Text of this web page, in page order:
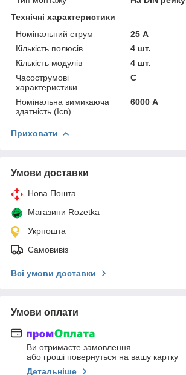
Технічні характеристики
Номінальний струм
25 А
Кількість полюсів
4 шт.
Кількість модулів
4 шт.
Часострумові
характеристики
C
Номінальна вимикаюча
здатність (Icn)
6000 А
Приховати
Умови доставки
Нова Пошта
Магазини Rozetka
Укрпошта
Самовивіз
Всі умови доставки
Умови оплати
Ви отримаєте замовлення
або гроші повернуться на вашу картку
Детальніше